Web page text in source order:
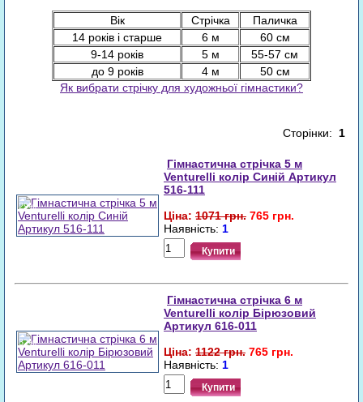
Вік Стрічка
Паличка
14 років і старше
6 м
60 см
9-14 років
5 м
55-57 см
до 9 років
4 м
50 см
Як вибрати стрічку для художньої гімнастики?
Сторінки: 1
29%
Гімнастична стрічка 5 м
Venturelli колір Синій Артикул
516-111
Ціна: 1071 грн. 765 грн.
Наявність: 1
Купити
32%
Гімнастична стрічка 6 м
Venturelli колір Бірюзовий
Артикул 616-011
Ціна: 1122 грн. 765 грн.
Наявність: 1
Купити